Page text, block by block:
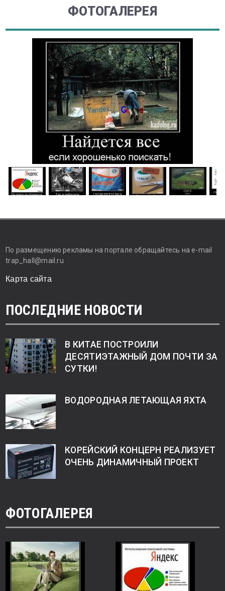
ФОТОГАЛЕРЕЯ
По размещению рекламы на портале обращайтесь на e-mail
trap_hall@mail.ru
Карта сайта
ПОСЛЕДНИЕ НОВОСТИ
В КИТАЕ ПОСТРОИЛИ
ДЕСЯТИЭТАЖНЫЙ ДОМ ПОЧТИ ЗА
СУТКИ!
ВОДОРОДНАЯ ЛЕТАЮЩАЯ ЯХТА
КОРЕЙСКИЙ КОНЦЕРН РЕАЛИЗУЕТ
ОЧЕНЬ ДИНАМИЧНЫЙ ПРОЕКТ
ФОТОГАЛЕРЕЯ